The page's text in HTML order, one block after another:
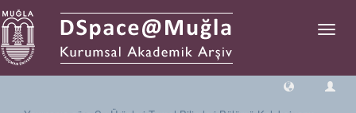
Geçiş